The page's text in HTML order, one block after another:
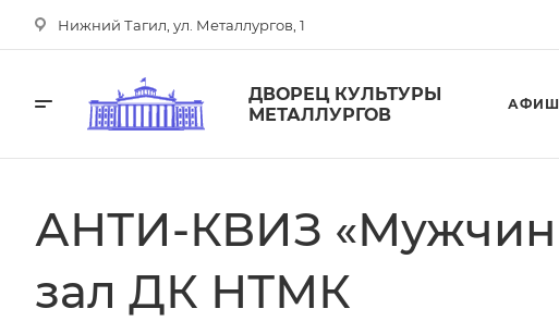
Нижний Тагил, ул. Металлургов, 1
ДВОРЕЦ КУЛЬТУРЫ
МЕТАЛЛУРГОВ
АНТИ-КВИЗ
зал ДК НТМК